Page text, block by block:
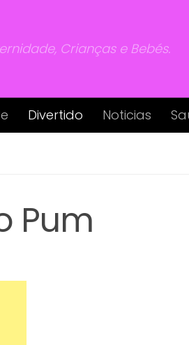
Crianças e Bebés.
Divertido Noticias
Pum